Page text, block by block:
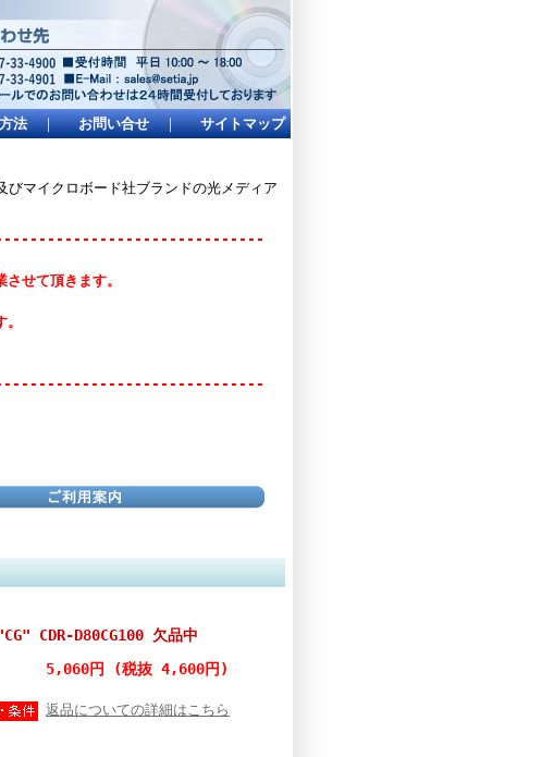
法 ｜ お問い合せ ｜ サイトマップ
マイクロボード社ブランドの光メディア
せて頂きます。
CDR-D80CG100 欠品中
5,060円 (税抜 4,600円)
返品についての詳細はこちら